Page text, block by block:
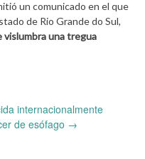
un comunicado en el que
de Rio Grande do Sul,
vislumbra una tregua
internacionalmente
de esófago →